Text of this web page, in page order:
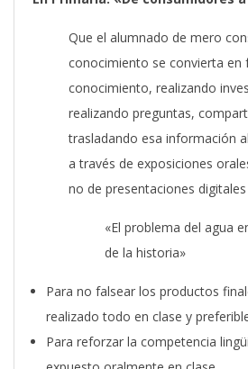
Que el alumnado de mero
conocimiento se convierta en
conocimiento, realizando
realizando preguntas,
trasladando esa información
a través de exposiciones
no de presentaciones
«El problema del agua
de la historia»
Para no falsear los productos
realizado todo en clase y
Para reforzar la competencia